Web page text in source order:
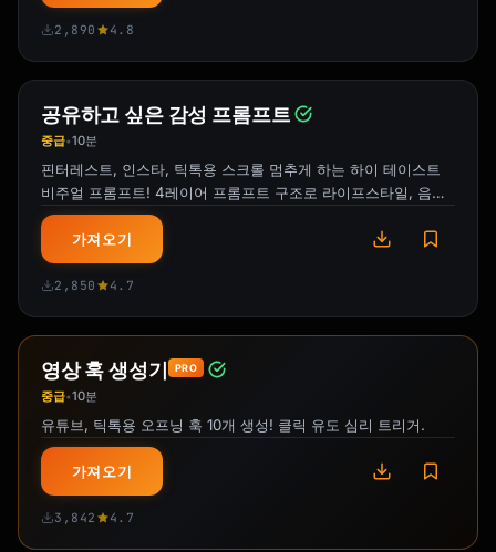
Thursday: [Platform] - [Content type] -
[Topic]
Friday: [Platform] - [Content type] - [Topic]
Weekend: [Platform] - [Content type] -
[Topic]
```
### For Each Post:
- Full caption/script
- Hashtag suggestions
- Visual direction
- Best posting time
## Hashtag Strategy
**The 3-3-3 Method:**
- 3 large hashtags (500K+ posts)
- 3 medium hashtags (50K-500K)
- 3 niche hashtags (under 50K)
**Platform-Specific:**
2,890 4.8
공유하고 싶은 감성 프롬프트
중급•10분
핀터레스트, 인스타, 틱톡용 스크롤 멈추게 하는 하이 테이스트
비주얼 프롬프트! 4레이어 프롬프트 구조로 라이프스타일, 음식,
홈, 인물 콘텐츠 마스터.
가져오기
2,850 4.7
영상 훅 생성기 PRO
중급•10분
유튜브, 틱톡용 오프닝 훅 10개 생성! 클릭 유도 심리 트리거.
가져오기
3,842 4.7